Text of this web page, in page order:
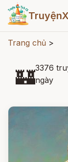
Trang chủ >
🏰3376
ngày